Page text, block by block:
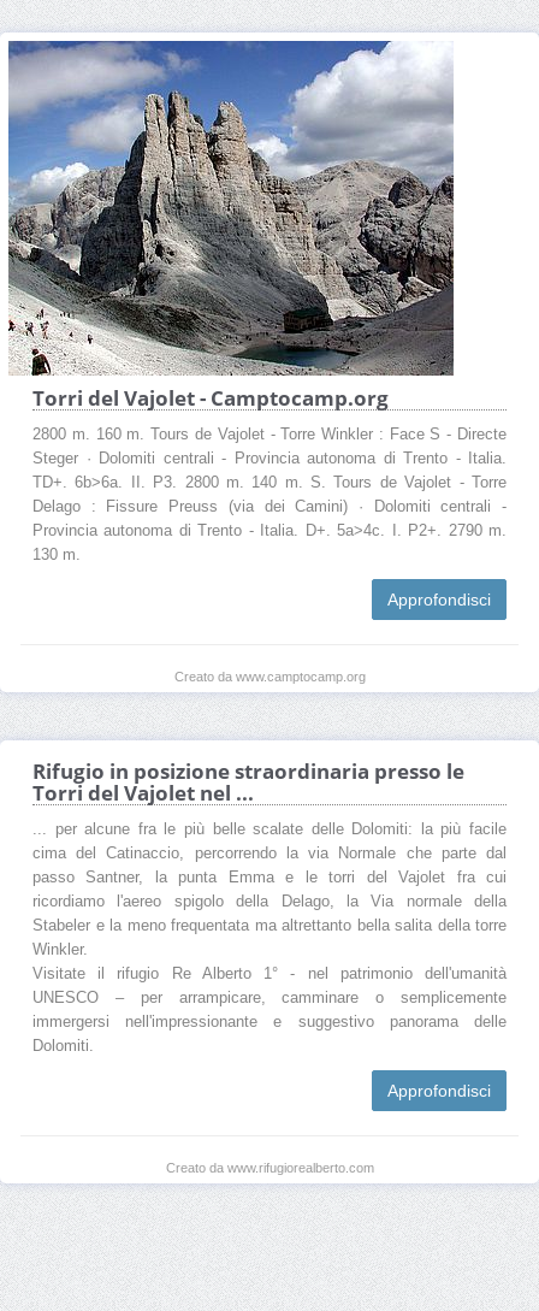
Torri del Vajolet - Camptocamp.org
2800 m. 160 m. Tours de Vajolet - Torre Winkler : Face S - Directe
Steger · Dolomiti centrali - Provincia autonoma di Trento - Italia.
TD+. 6b>6a. II. P3. 2800 m. 140 m. S. Tours de Vajolet - Torre
Delago : Fissure Preuss (via dei Camini) · Dolomiti centrali -
Provincia autonoma di Trento - Italia. D+. 5a>4c. I. P2+. 2790 m.
130 m.
Approfondisci
Creato da www.camptocamp.org
Rifugio in posizione straordinaria presso le
Torri del Vajolet nel ...
... per alcune fra le più belle scalate delle Dolomiti: la più facile
cima del Catinaccio, percorrendo la via Normale che parte dal
passo Santner, la punta Emma e le torri del Vajolet fra cui
ricordiamo l'aereo spigolo della Delago, la Via normale della
Stabeler e la meno frequentata ma altrettanto bella salita della torre
Winkler.
Visitate il rifugio Re Alberto 1° - nel patrimonio dell'umanità
UNESCO – per arrampicare, camminare o semplicemente
immergersi nell'impressionante e suggestivo panorama delle
Dolomiti.
Approfondisci
Creato da www.rifugiorealberto.com